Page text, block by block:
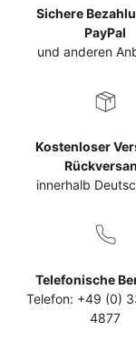
Sichere
PayPal
und anderen
Kostenloser
innerhalb
Telefonische
Telefon: +49 (0)
4877